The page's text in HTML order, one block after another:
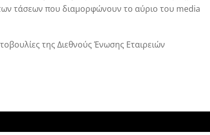
τάσεων που διαμορφώνουν το αύριο του media
της Διεθνούς Ένωσης Εταιρειών